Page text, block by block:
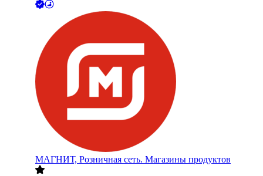
МАГНИТ, Розничная сеть. Магазины продуктов